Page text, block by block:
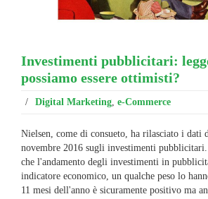
Investimenti pubblicitari:
possiamo essere ottimisti?
/ Digital Marketing, e-Commerce
Nielsen, come di consueto, ha rilasciato i dati
novembre 2016 sugli investimenti
che l'andamento degli investimenti in
indicatore economico, un qualche peso lo
11 mesi dell'anno è sicuramente positivo ma